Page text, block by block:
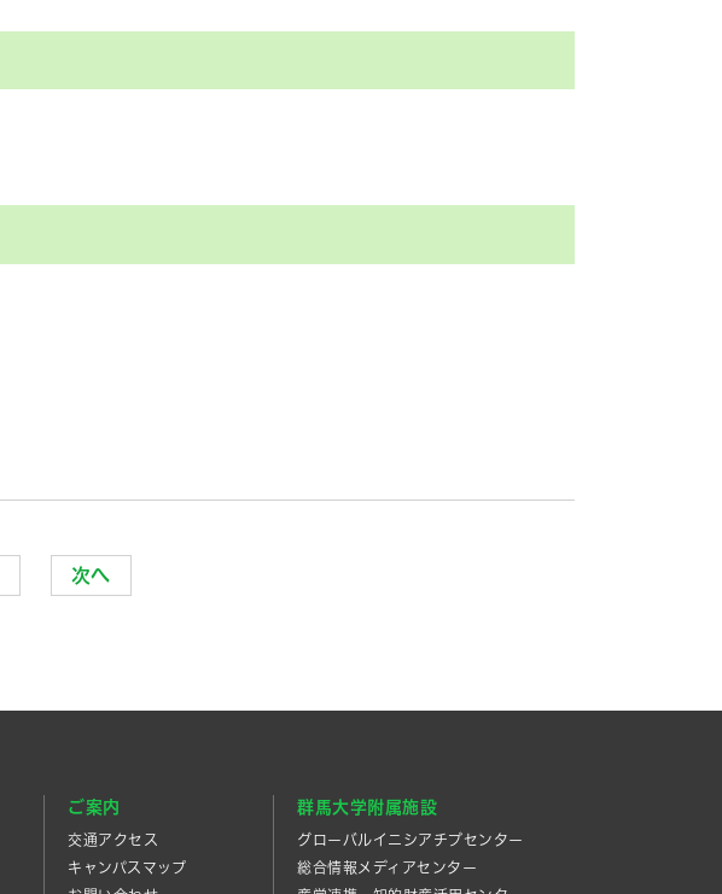
次へ
ご案内
交通アクセス
キャンパスマップ
群馬大学附属施設
グローバルイニシアチブセンター
総合情報メディアセンター